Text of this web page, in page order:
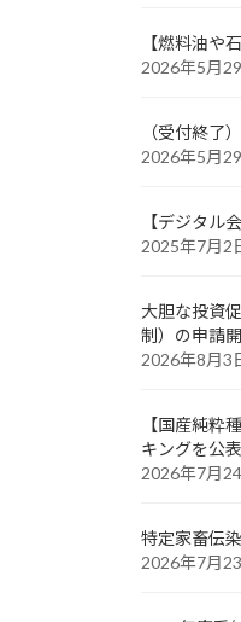
【燃料油や
2026年5月
（受付終了
2026年5月
【デジタル
2025年7月2
大胆な投資
制）の申請
2026年8月3
【国産純粋
キングを公
2026年7月
特定家畜伝
2026年7月